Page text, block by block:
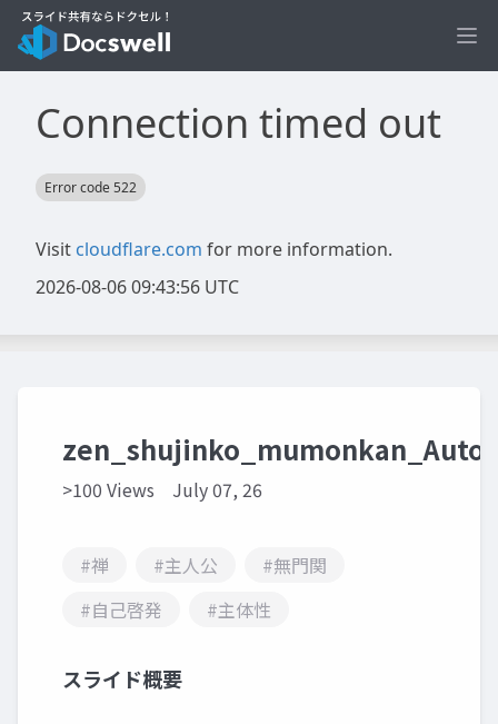
zen_shujinko_mumonkan_Auto
>100 Views July 07, 26
#禅 #主人公
#無門関
#自己啓発
#主体性
スライド概要